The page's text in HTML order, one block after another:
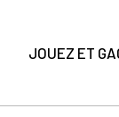
JOUEZ ET